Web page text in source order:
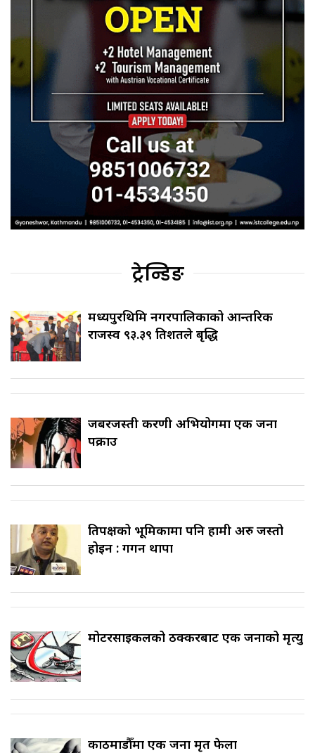
ट्रेन्डिङ
मध्यपुरथिमि नगरपालिकाको आन्तरिक
राजस्व ९३.३९ प्रतिशतले बृद्धि
जबरजस्ती करणी अभियोगमा एक जना
पक्राउ
प्रतिपक्षको भूमिकामा पनि हामी अरु जस्तो
होइन : गगन थापा
मोटरसाइकलको ठक्करबाट एक जनाको मृत्यु
काठमाडौँमा एक जना मृत फेला